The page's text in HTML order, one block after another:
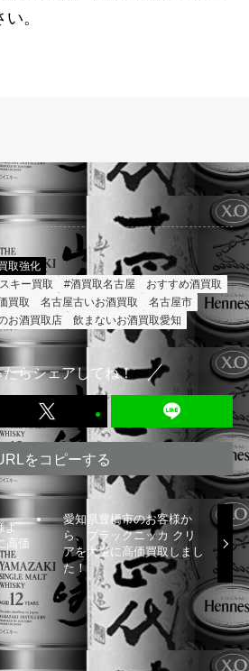
。
取強化
キー買取 #酒買取名古屋
おすすめ酒買取
買取
名古屋古いお酒買取
名古屋市
お酒買取店 飲まないお酒買取愛知
たらシェアしてね！
をコピーする
よ
高価
愛知県豊橋市のお客様か
ら、ブラックニッカ クリ
アを大量に高価買取しまし
た！